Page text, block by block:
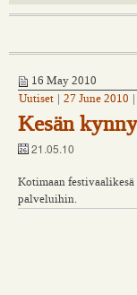
16 May 2010
Uutiset
27 June 2010
Kesän
21.05.10
Kotimaan
palveluihin.